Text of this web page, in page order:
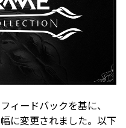
ィードバックを基に、
に変更されました。以下